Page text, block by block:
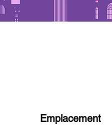
Emplacement